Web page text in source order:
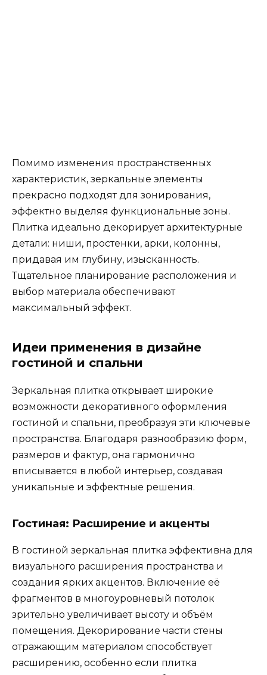
Помимо изменения пространственных
характеристик, зеркальные элементы
прекрасно подходят для зонирования,
эффектно выделяя функциональные зоны.
Плитка идеально декорирует архитектурные
детали: ниши, простенки, арки, колонны,
придавая им глубину, изысканность.
Тщательное планирование расположения и
выбор материала обеспечивают
максимальный эффект.
Идеи применения в дизайне
гостиной и спальни
Зеркальная плитка открывает широкие
возможности декоративного оформления
гостиной и спальни, преобразуя эти ключевые
пространства. Благодаря разнообразию форм,
размеров и фактур, она гармонично
вписывается в любой интерьер, создавая
уникальные и эффектные решения.
Гостиная: Расширение и акценты
В гостиной зеркальная плитка эффективна для
визуального расширения пространства и
создания ярких акцентов. Включение её
фрагментов в многоуровневый потолок
зрительно увеличивает высоту и объём
помещения. Декорирование части стены
отражающим материалом способствует
расширению, особенно если плитка